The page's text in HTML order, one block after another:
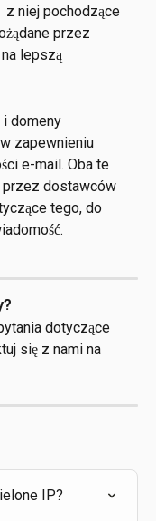
z niej pochodzące
przez
lepszą
i domeny
zapewnieniu
e-mail. Oba te
przez dostawców
tego, do
dotyczące
się z nami na
IP?